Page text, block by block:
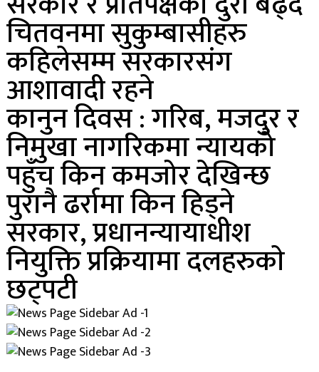
चितवनमा सुकुम्बासीहरु
कहिलेसम्म सरकारसंग
आशावादी रहने
कानुन दिवस : गरिब, मजदुर र
निमुखा नागरिकमा न्यायको
पहुँच किन कमजोर देखिन्छ
पुरानै ढर्रामा किन हिड्ने
सरकार, प्रधानन्यायाधीश
नियुक्ति प्रक्रियामा दलहरुकाे
छट्पटी